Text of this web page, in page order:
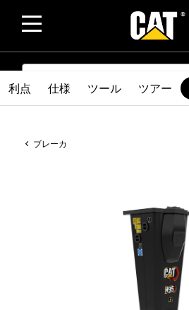
SEARCH
ブレーカ
利点 仕様 ツール ツアー